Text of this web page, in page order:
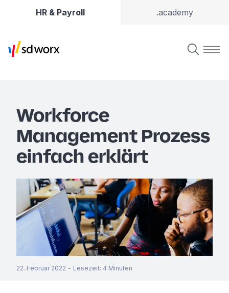
HR & Payroll .academy
Workforce
Management Prozess
einfach erklärt
22. Februar 2022 - Lesezeit: 4 Minuten